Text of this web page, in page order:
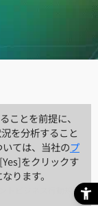
センター
ビジネス行動規範
ことを前提に、
を分析すること
ては、当社のプ
をクリックす
ります。
ことを前提に、
を分析すること
ては、当社のプ
をクリックす
ります。